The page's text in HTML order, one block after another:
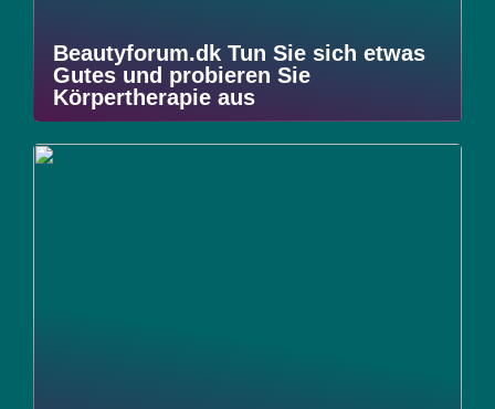
Beautyforum.dk Tun Sie sich etwas
Gutes und probieren Sie
Körpertherapie aus